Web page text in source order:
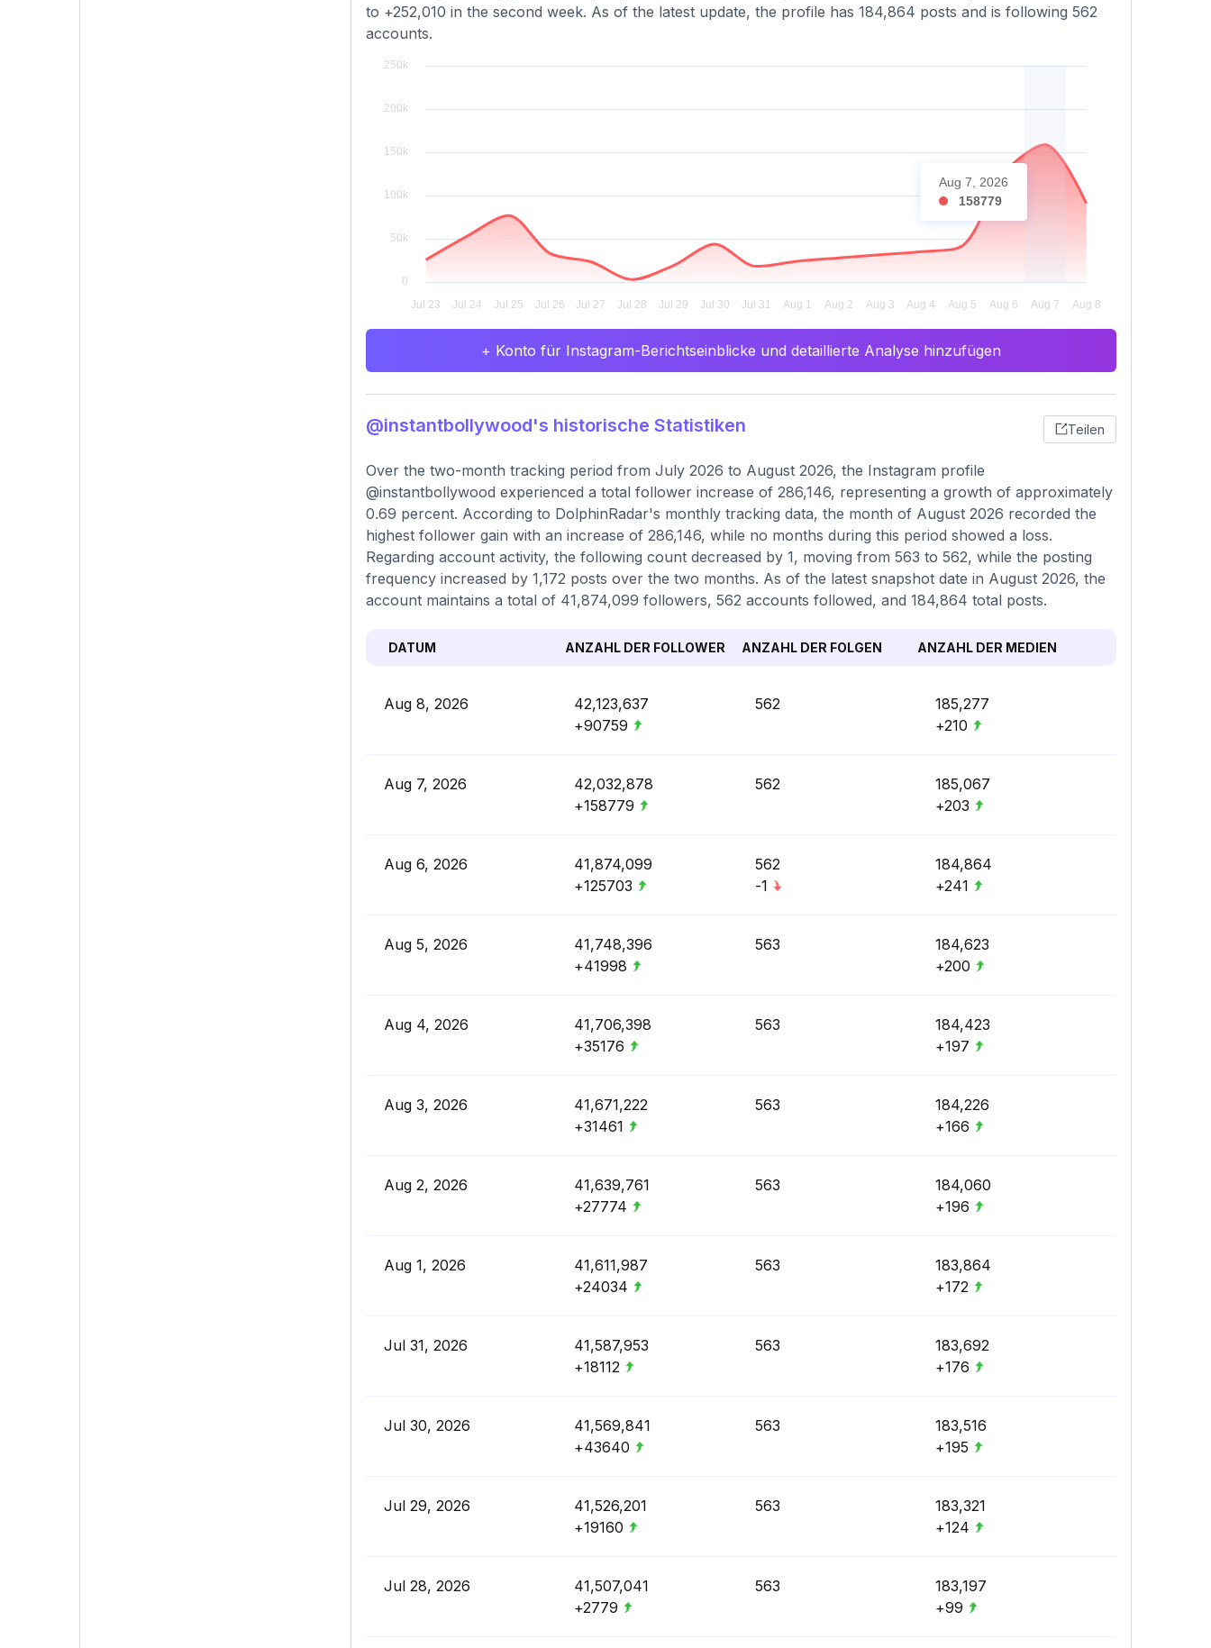
to +252,010 in the second week. As of the latest update, the profile has 184,864 posts and is following 562
accounts.
Aug 7, 2026
158779
+ Konto für Instagram-Berichtseinblicke und detaillierte Analyse hinzufügen
@instantbollywood's historische Statistiken Teilen
Over the two-month tracking period from July 2026 to August 2026, the Instagram profile
@instantbollywood experienced a total follower increase of 286,146, representing a growth of approximately
0.69 percent. According to DolphinRadar's monthly tracking data, the month of August 2026 recorded the
highest follower gain with an increase of 286,146, while no months during this period showed a loss.
Regarding account activity, the following count decreased by 1, moving from 563 to 562, while the posting
frequency increased by 1,172 posts over the two months. As of the latest snapshot date in August 2026, the
account maintains a total of 41,874,099 followers, 562 accounts followed, and 184,864 total posts.
DATUM ANZAHL DER FOLLOWER ANZAHL DER FOLGEN ANZAHL DER MEDIEN
Aug 8, 2026
42,123,637
+90759
562
185,277
+210
Aug 7, 2026
42,032,878
+158779
562
185,067
+203
Aug 6, 2026
41,874,099
+125703
562
-1
184,864
+241
Aug 5, 2026
41,748,396
+41998
563
184,623
+200
Aug 4, 2026
41,706,398
+35176
563
184,423
+197
Aug 3, 2026
41,671,222
+31461
563
184,226
+166
Aug 2, 2026
41,639,761
+27774
563
184,060
+196
Aug 1, 2026
41,611,987
+24034
563
183,864
+172
Jul 31, 2026
41,587,953
+18112
563
183,692
+176
Jul 30, 2026
41,569,841
+43640
563
183,516
+195
Jul 29, 2026
41,526,201
+19160
563
183,321
+124
Jul 28, 2026
41,507,041
+2779
563
183,197
+99